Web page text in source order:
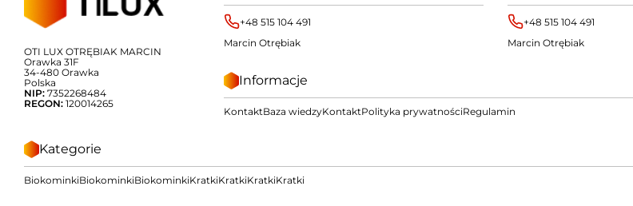
OTI LUX OTRĘBIAK MARCIN
Orawka 31F
34-480 Orawka
Polska
NIP: 7352268484
REGON: 120014265
+48 515 104 491
Marcin Otrębiak
+48 515 104 491
Marcin Otrębiak
Informacje
KontaktBaza wiedzyKontaktPolityka prywatnościRegulamin
Kategorie
BiokominkiBiokominkiBiokominkiKratkiKratkiKratkiKratki